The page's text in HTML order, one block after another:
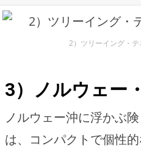
2）ツリーイング・
3）ノルウェー
ノルウェー沖に浮かぶ
は、コンパクトで個性